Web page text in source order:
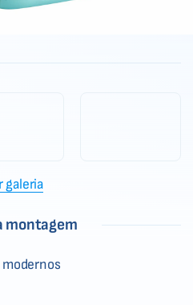
galeria
montagem